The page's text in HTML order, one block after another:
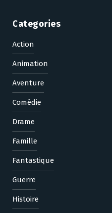
Categories
Action
Animation
Aventure
Comédie
Drame
Famille
Fantastique
Guerre
Histoire